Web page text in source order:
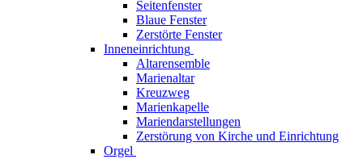
Seitenfenster
Blaue Fenster
Zerstörte Fenster
Inneneinrichtung
Altarensemble
Marienaltar
Kreuzweg
Marienkapelle
Mariendarstellungen
Zerstörung von Kirche und Einrichtung
Orgel